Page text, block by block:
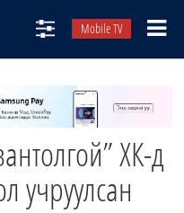
Mobile TV
ХК-д
учруулсан